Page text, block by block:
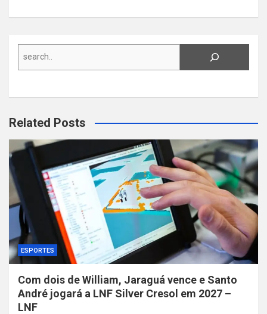
Search
Related Posts
ESPORTES
Com dois de William, Jaraguá vence e Santo
André jogará a LNF Silver Cresol em 2027 –
LNF